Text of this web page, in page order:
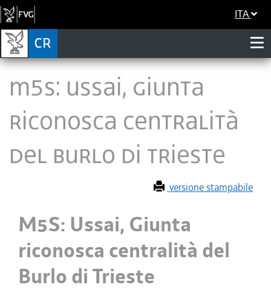
ITA
M5S: Ussai, Giunta
riconosca centralità
del Burlo di Trieste
versione stampabile
M5S: Ussai, Giunta
riconosca centralità del
Burlo di Trieste